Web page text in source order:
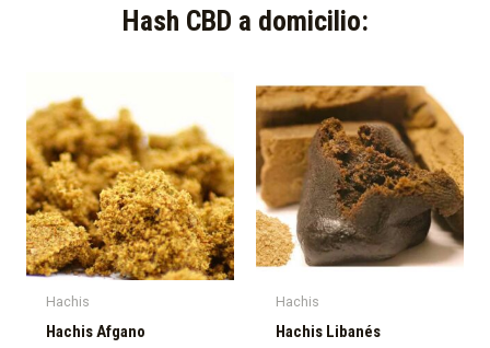
Hash CBD a domicilio:​
Hachis
Hachis Afgano
Hachis
Hachis Libanés